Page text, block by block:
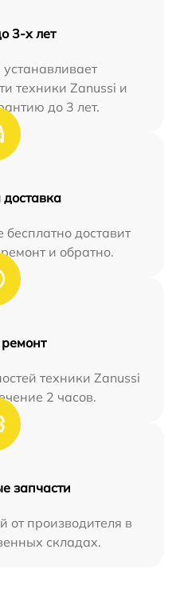
3-х лет
техники Zanussi и
до 3 лет.
доставит
и обратно.
техники Zanussi
2 часов.
запчасти
от производителя в
складах.